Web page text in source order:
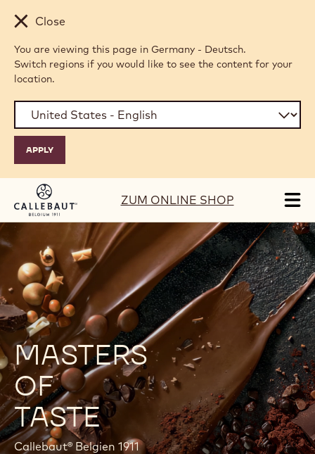
Skip to main content
Close
You are viewing this page in Germany - Deutsch.
Switch regions if you would like to see the content for your
location.
ZUM ONLINE SHOP
H
O
M
E
P
A
G
E
MASTERS
OF
TASTE
Callebaut® Belgien 1911